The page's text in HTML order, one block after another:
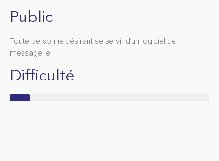
Public
Toute personne désirant se servir d’un logiciel de
messagerie
Difficulté